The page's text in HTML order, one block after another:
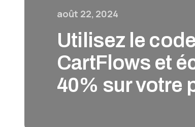
août 22, 2024
Utilisez le
CartFlows et
40% sur votre